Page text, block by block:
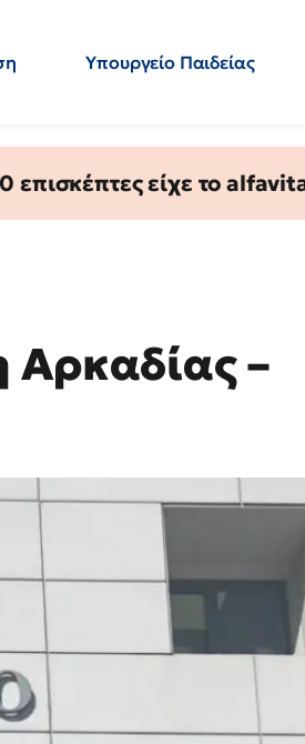
Υπουργείο Παιδείας
είχε το
Αρκαδίας –